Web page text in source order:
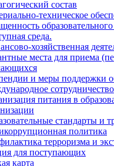
состав
техническое
среда.
хозяйственная
места для приема
и меры поддержки
сотрудничество
питания в
стандарты и
политика
терроризма и
для поступающих
карта